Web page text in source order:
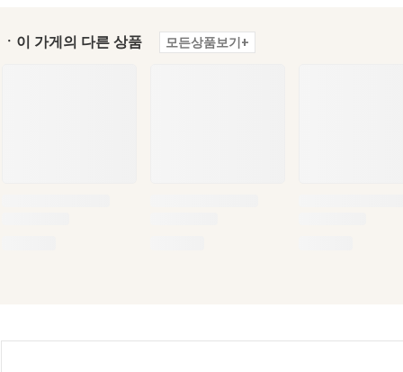
ㆍ이 가게의 다른 상품 모든상품보기+